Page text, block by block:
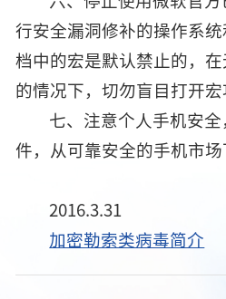
行安全漏洞修补的操作系
档中的宏是默认禁止的，
的情况下，切勿盲目打开宏
七、注意个人手机安
件，从可靠安全的手机市场
2016.3.31
加密勒索类病毒简介